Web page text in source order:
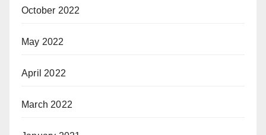
October 2022
May 2022
April 2022
March 2022